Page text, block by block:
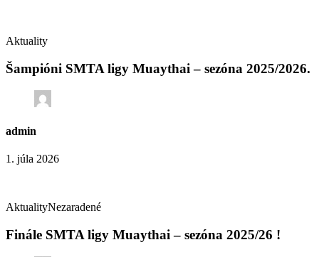
Aktuality
Šampióni SMTA ligy Muaythai – sezóna 2025/2026.
admin
1. júla 2026
AktualityNezaradené
Finále SMTA ligy Muaythai – sezóna 2025/26 !